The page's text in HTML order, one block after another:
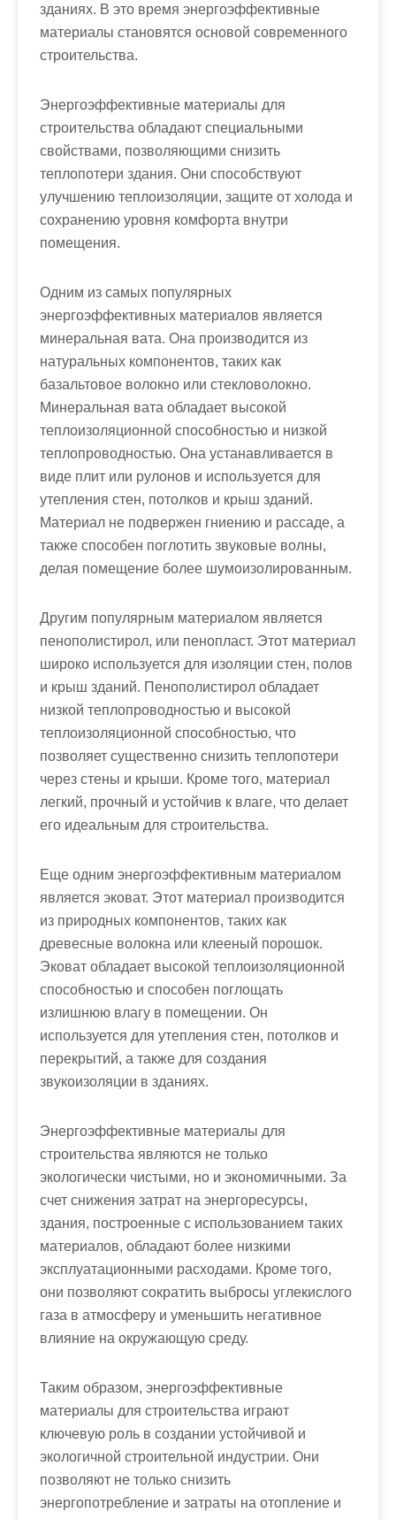
зданиях. В это время энергоэффективные
материалы становятся основой современного
строительства.
Энергоэффективные материалы для
строительства обладают специальными
свойствами, позволяющими снизить
теплопотери здания. Они способствуют
улучшению теплоизоляции, защите от холода и
сохранению уровня комфорта внутри
помещения.
Одним из самых популярных
энергоэффективных материалов является
минеральная вата. Она производится из
натуральных компонентов, таких как
базальтовое волокно или стекловолокно.
Минеральная вата обладает высокой
теплоизоляционной способностью и низкой
теплопроводностью. Она устанавливается в
виде плит или рулонов и используется для
утепления стен, потолков и крыш зданий.
Материал не подвержен гниению и рассаде, а
также способен поглотить звуковые волны,
делая помещение более шумоизолированным.
Другим популярным материалом является
пенополистирол, или пенопласт. Этот материал
широко используется для изоляции стен, полов
и крыш зданий. Пенополистирол обладает
низкой теплопроводностью и высокой
теплоизоляционной способностью, что
позволяет существенно снизить теплопотери
через стены и крыши. Кроме того, материал
легкий, прочный и устойчив к влаге, что делает
его идеальным для строительства.
Еще одним энергоэффективным материалом
является эковат. Этот материал производится
из природных компонентов, таких как
древесные волокна или клееный порошок.
Эковат обладает высокой теплоизоляционной
способностью и способен поглощать
излишнюю влагу в помещении. Он
используется для утепления стен, потолков и
перекрытий, а также для создания
звукоизоляции в зданиях.
Энергоэффективные материалы для
строительства являются не только
экологически чистыми, но и экономичными. За
счет снижения затрат на энергоресурсы,
здания, построенные с использованием таких
материалов, обладают более низкими
эксплуатационными расходами. Кроме того,
они позволяют сократить выбросы углекислого
газа в атмосферу и уменьшить негативное
влияние на окружающую среду.
Таким образом, энергоэффективные
материалы для строительства играют
ключевую роль в создании устойчивой и
экологичной строительной индустрии. Они
позволяют не только снизить
энергопотребление и затраты на отопление и